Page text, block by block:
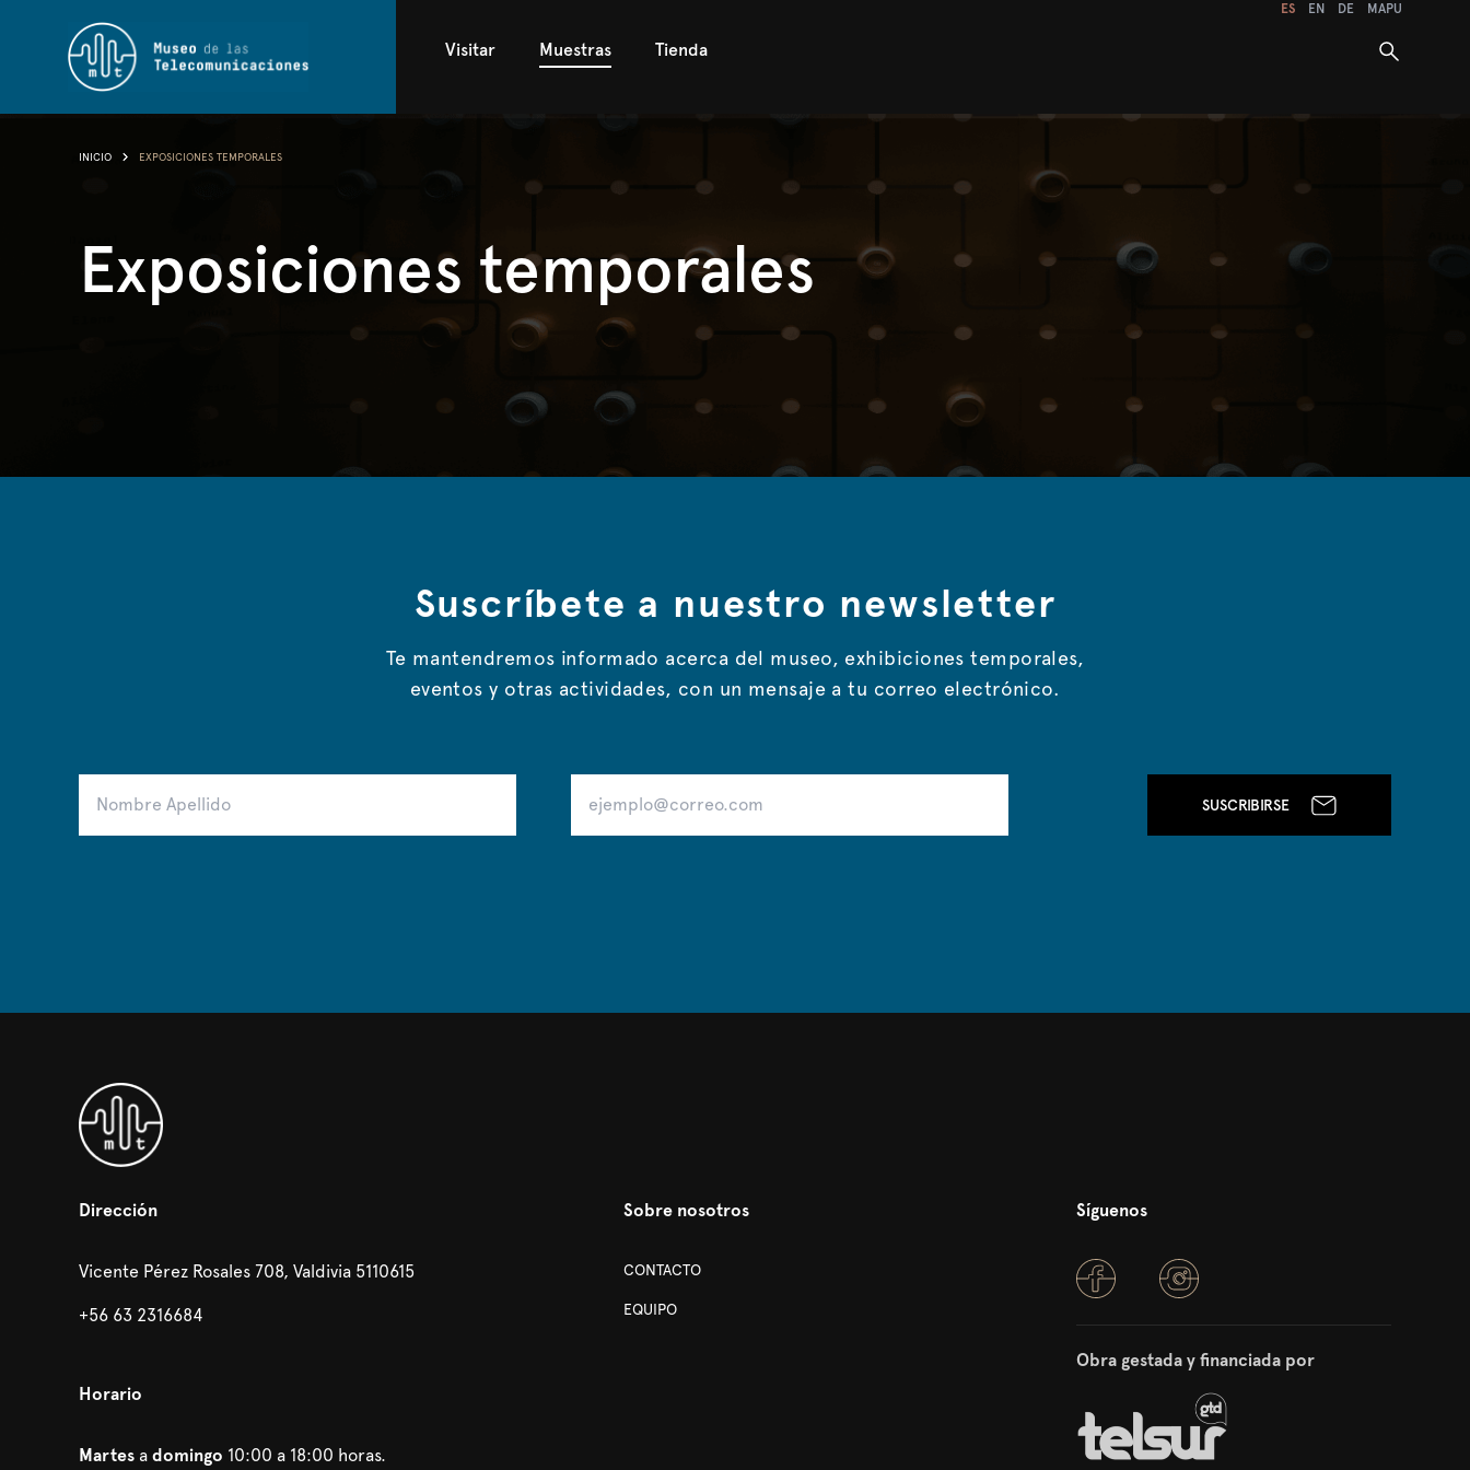
Visitar Muestras Tienda
ES EN DE MAPU
INICIO EXPOSICIONES TEMPORALES
Exposiciones temporales
Suscríbete a nuestro newsletter
Te mantendremos informado acerca del museo, exhibiciones temporales,
eventos y otras actividades, con un mensaje a tu correo electrónico.
SUSCRIBIRSE
Dirección
Vicente Pérez Rosales 708, Valdivia 5110615
+56 63 2316684
Horario
Martes adomingo 10:00 a 18:00 horas.
Sobre nosotros
CONTACTO
EQUIPO
Síguenos
Obra gestada y financiada por